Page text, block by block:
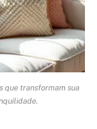
que transformam sua